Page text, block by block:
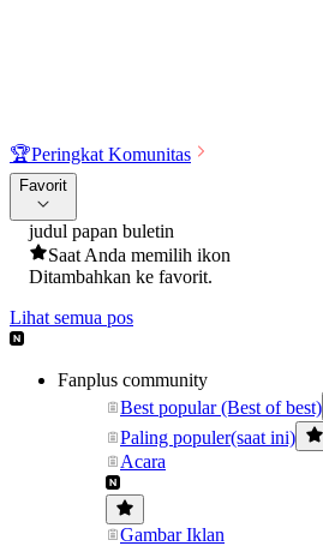
🏆Peringkat Komunitas
Favorit
judul papan buletin
Saat Anda memilih ikon
Ditambahkan ke favorit.
Lihat semua pos
Fanplus community
Best popular (Best of best)
Paling populer(saat ini)
Acara
Gambar Iklan